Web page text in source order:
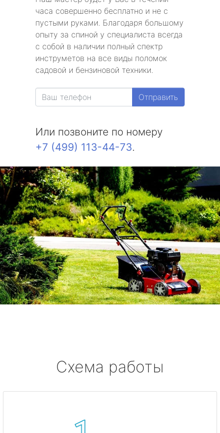
часа совершенно бесплатно и не с
пустыми руками. Благодаря большому
опыту за спиной у специалиста всегда
с собой в наличии полный спектр
инструметов на все виды поломок
садовой и бензиновой техники.
Отправить
Или позвоните по номеру
+7 (499) 113-44-73.
Схема работы